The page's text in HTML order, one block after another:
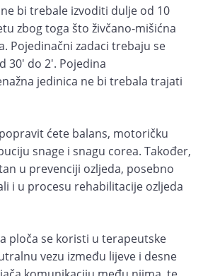
bi trebale izvoditi dulje od 10
zbog toga što živčano-mišićna
Pojedinačni zadaci trebaju se
30' do 2'. Pojedina
jedinica ne bi trebala trajati
ćete balans, motoričku
snage i snagu corea. Također,
u prevenciji ozljeda, posebno
i u procesu rehabilitacije ozljeda
ploča se koristi u terapeutske
vezu između lijeve i desne